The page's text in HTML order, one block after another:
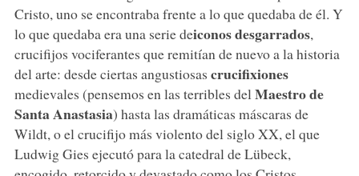
Cristo, uno se encontraba frente a lo que quedaba de él. Y
lo que quedaba era una serie deiconos desgarrados,
crucifijos vociferantes que remitían de nuevo a la historia
del arte: desde ciertas angustiosas crucifixiones
medievales (pensemos en las terribles del Maestro de
Santa Anastasia) hasta las dramáticas máscaras de
Wildt, o el crucifijo más violento del siglo XX, el que
Ludwig Gies ejecutó para la catedral de Lübeck,